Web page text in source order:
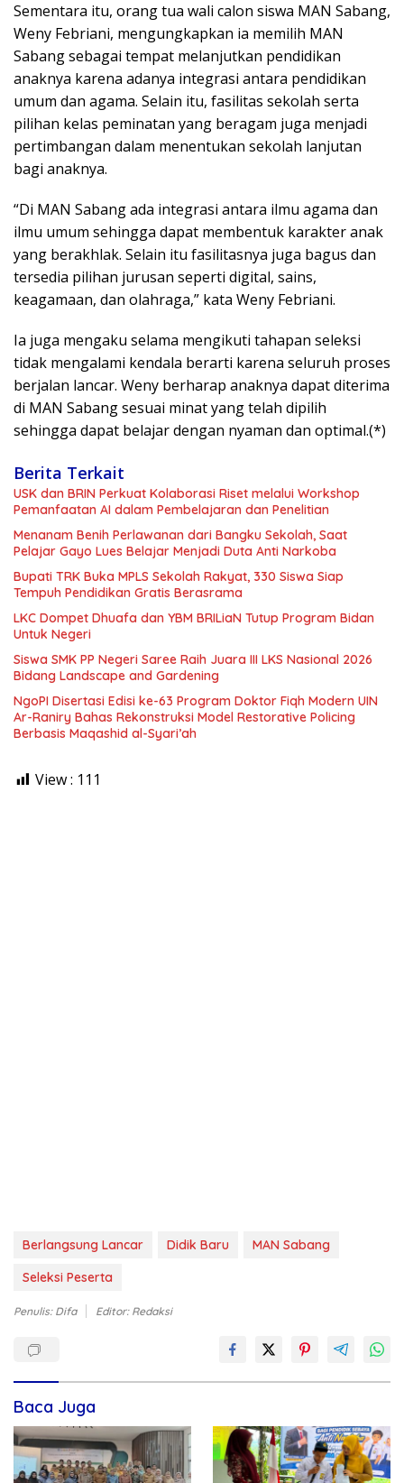
Sementara itu, orang tua wali calon siswa MAN Sabang,
Weny Febriani, mengungkapkan ia memilih MAN
Sabang sebagai tempat melanjutkan pendidikan
anaknya karena adanya integrasi antara pendidikan
umum dan agama. Selain itu, fasilitas sekolah serta
pilihan kelas peminatan yang beragam juga menjadi
pertimbangan dalam menentukan sekolah lanjutan
bagi anaknya.
“Di MAN Sabang ada integrasi antara ilmu agama dan
ilmu umum sehingga dapat membentuk karakter anak
yang berakhlak. Selain itu fasilitasnya juga bagus dan
tersedia pilihan jurusan seperti digital, sains,
keagamaan, dan olahraga,” kata Weny Febriani.
Ia juga mengaku selama mengikuti tahapan seleksi
tidak mengalami kendala berarti karena seluruh proses
berjalan lancar. Weny berharap anaknya dapat diterima
di MAN Sabang sesuai minat yang telah dipilih
sehingga dapat belajar dengan nyaman dan optimal.(*)
Berita Terkait
USK dan BRIN Perkuat Kolaborasi Riset melalui Workshop
Pemanfaatan AI dalam Pembelajaran dan Penelitian
Menanam Benih Perlawanan dari Bangku Sekolah, Saat
Pelajar Gayo Lues Belajar Menjadi Duta Anti Narkoba
Bupati TRK Buka MPLS Sekolah Rakyat, 330 Siswa Siap
Tempuh Pendidikan Gratis Berasrama
LKC Dompet Dhuafa dan YBM BRILiaN Tutup Program Bidan
Untuk Negeri
Siswa SMK PP Negeri Saree Raih Juara III LKS Nasional 2026
Bidang Landscape and Gardening
NgoPI Disertasi Edisi ke-63 Program Doktor Fiqh Modern UIN
Ar-Raniry Bahas Rekonstruksi Model Restorative Policing
Berbasis Maqashid al-Syari’ah
View : 111
Berlangsung Lancar Didik Baru
MAN Sabang
Seleksi Peserta
Penulis: Difa Editor: Redaksi
Baca Juga